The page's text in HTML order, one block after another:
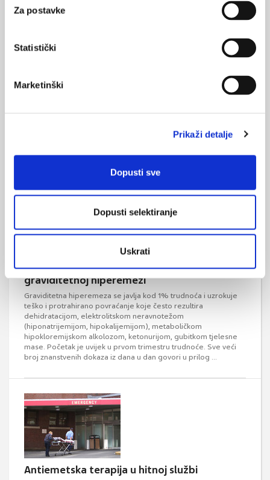
Za postavke
Statistički
Marketinški
Prikaži detalje
Dopusti sve
Dopusti selektiranje
Uskrati
dokaza o učinkovitom postupku
Pretraživanjem medicinske literature autori su pronašli 37
na zapešću, akustimulaciju, akupunkturu, đumbir, kamilicu,
koji se ...
Uloga Helicobacter pylori infekcije u
graviditetnoj hiperemezi
Graviditetna hiperemeza se javlja kod 1% trudnoća i uzrokuje
teško i protrahirano povraćanje koje često rezultira
dehidratacijom, elektrolitskom neravnotežom
(hiponatrijemijom, hipokalijemijom), metaboličkom
hipokloremijskom alkolozom, ketonurijom, gubitkom tjelesne
mase. Početak je uvijek u prvom trimestru trudnoće. Sve veći
broj znanstvenih dokaza iz dana u dan govori u prilog ...
Antiemetska terapija u hitnoj službi